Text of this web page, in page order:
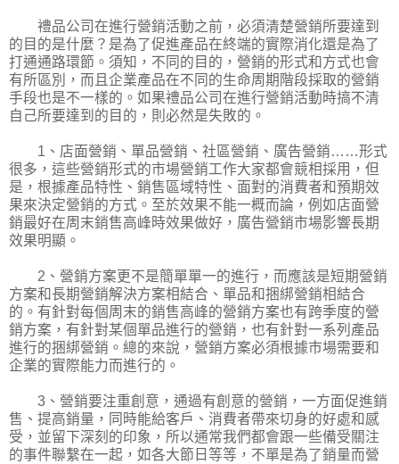
禮品公司在進行營銷活動之前，必須清楚營銷所要達到
的目的是什麼？是為了促進產品在終端的實際消化還是為了
打通通路環節。須知，不同的目的，營銷的形式和方式也會
有所區別，而且企業產品在不同的生命周期階段採取的營銷
手段也是不一樣的。如果禮品公司在進行營銷活動時搞不清
自己所要達到的目的，則必然是失敗的。
1、店面營銷、單品營銷、社區營銷、廣告營銷……形式
很多，這些營銷形式的市場營銷工作大家都會競相採用，但
是，根據產品特性、銷售區域特性、面對的消費者和預期效
果來決定營銷的方式。至於效果不能一概而論，例如店面營
銷最好在周末銷售高峰時效果做好，廣告營銷市場影響長期
效果明顯。
2、營銷方案更不是簡單單一的進行，而應該是短期營銷
方案和長期營銷解決方案相結合、單品和捆綁營銷相結合
的。有針對每個周末的銷售高峰的營銷方案也有跨季度的營
銷方案，有針對某個單品進行的營銷，也有針對一系列產品
進行的捆綁營銷。總的來說，營銷方案必須根據市場需要和
企業的實際能力而進行的。
3、營銷要注重創意，通過有創意的營銷，一方面促進銷
售、提高銷量，同時能給客戶、消費者帶來切身的好處和感
受，並留下深刻的印象，所以通常我們都會跟一些備受關注
的事件聯繫在一起，如各大節日等等，不單是為了銷量而營